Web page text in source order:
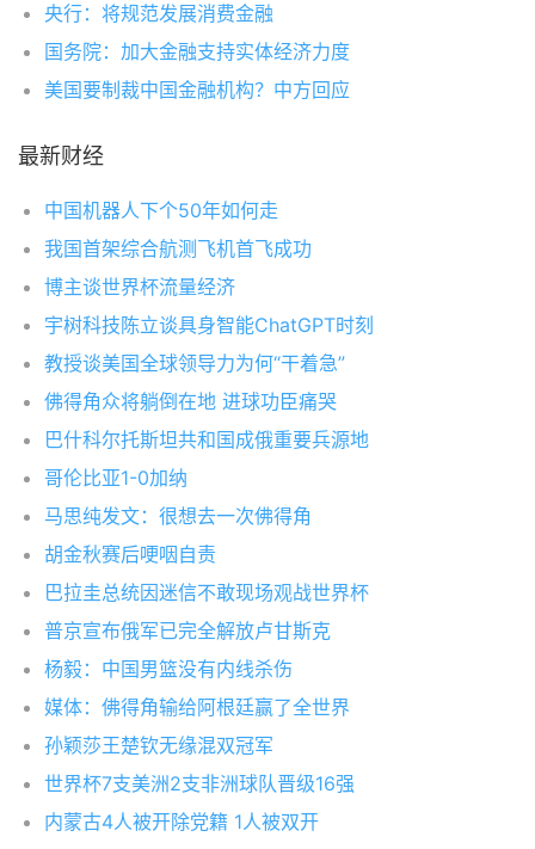
央行：将规范发展消费金融
国务院：加大金融支持实体经济力度
美国要制裁中国金融机构？中方回应
最新财经
中国机器人下个50年如何走
我国首架综合航测飞机首飞成功
博主谈世界杯流量经济
宇树科技陈立谈具身智能ChatGPT时刻
教授谈美国全球领导力为何“干着急”
佛得角众将躺倒在地 进球功臣痛哭
巴什科尔托斯坦共和国成俄重要兵源地
哥伦比亚1-0加纳
马思纯发文：很想去一次佛得角
胡金秋赛后哽咽自责
巴拉圭总统因迷信不敢现场观战世界杯
普京宣布俄军已完全解放卢甘斯克
杨毅：中国男篮没有内线杀伤
媒体：佛得角输给阿根廷赢了全世界
孙颖莎王楚钦无缘混双冠军
世界杯7支美洲2支非洲球队晋级16强
内蒙古4人被开除党籍 1人被双开